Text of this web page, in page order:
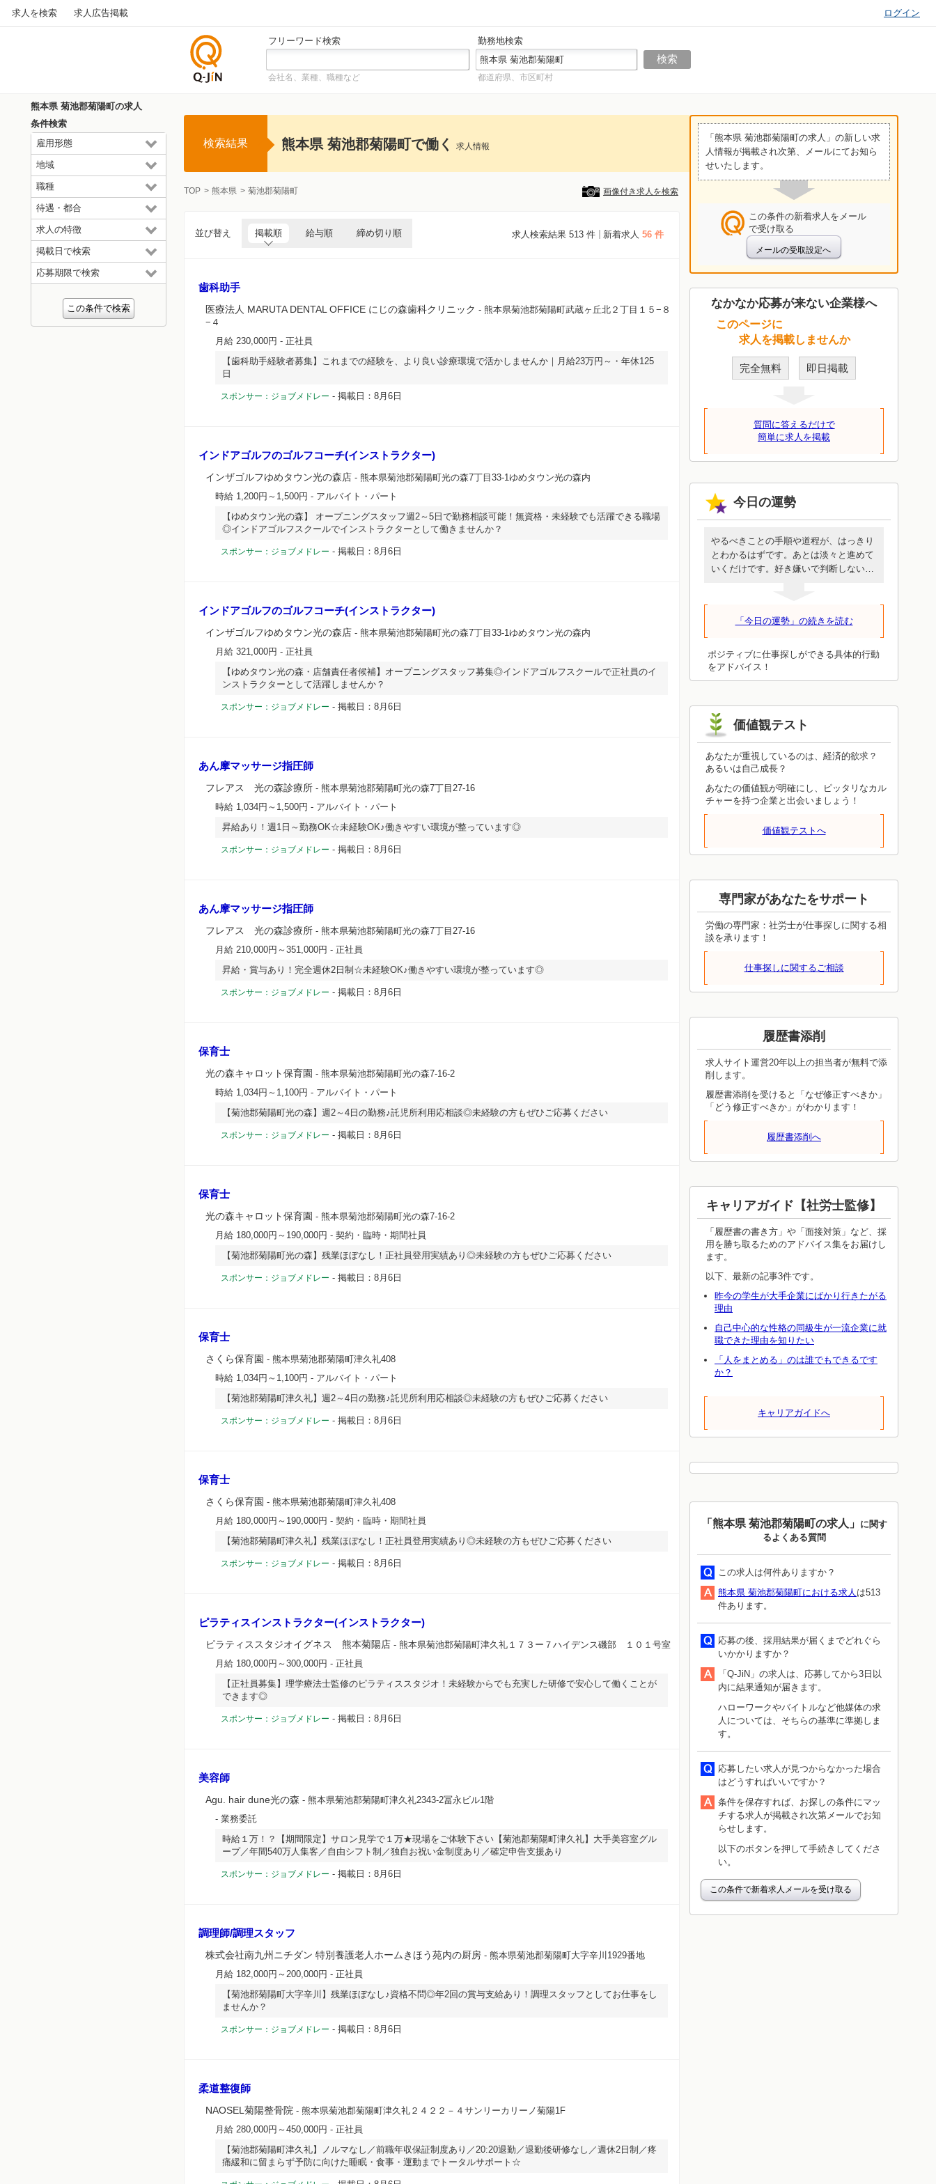
求人を検索 求人広告掲載 ログイン
人サイ
フリーワード検索 勤務地検索
会社名、業種、職種など 都道府県、市区町村
熊本県 菊池郡菊陽町の求人
条件検索
雇用形態
地域
職種
待遇・都合
求人の特徴
掲載日で検索
応募期限で検索
検索結果 熊本県 菊池郡菊陽町で働く 求人情報
TOP 熊本県 菊池郡菊陽町 画像付き求人を検索
求人検索結果 513 件 新着求人 56 件
並び替え 掲載順 給与順 締め切り順
歯科助手
医療法人 MARUTA DENTAL OFFICE にじの森歯科クリニック - 熊本県菊池郡菊陽町武蔵ヶ丘北２丁目１５−８
−４
月給 230,000円 - 正社員
【歯科助手経験者募集】これまでの経験を、より良い診療環境で活かしませんか｜月給23万円～・年休125
日
スポンサー：ジョブメドレー - 掲載日：8月6日
インドアゴルフのゴルフコーチ(インストラクター)
インザゴルフゆめタウン光の森店 - 熊本県菊池郡菊陽町光の森7丁目33-1ゆめタウン光の森内
時給 1,200円～1,500円 - アルバイト・パート
【ゆめタウン光の森】 オープニングスタッフ週2～5日で勤務相談可能！無資格・未経験でも活躍できる職場
◎インドアゴルフスクールでインストラクターとして働きませんか？
スポンサー：ジョブメドレー - 掲載日：8月6日
インドアゴルフのゴルフコーチ(インストラクター)
インザゴルフゆめタウン光の森店 - 熊本県菊池郡菊陽町光の森7丁目33-1ゆめタウン光の森内
月給 321,000円 - 正社員
【ゆめタウン光の森・店舗責任者候補】オープニングスタッフ募集◎インドアゴルフスクールで正社員のイ
ンストラクターとして活躍しませんか？
スポンサー：ジョブメドレー - 掲載日：8月6日
あん摩マッサージ指圧師
フレアス 光の森診療所 - 熊本県菊池郡菊陽町光の森7丁目27-16
時給 1,034円～1,500円 - アルバイト・パート
昇給あり！週1日～勤務OK☆未経験OK♪働きやすい環境が整っています◎
スポンサー：ジョブメドレー - 掲載日：8月6日
あん摩マッサージ指圧師
フレアス 光の森診療所 - 熊本県菊池郡菊陽町光の森7丁目27-16
月給 210,000円～351,000円 - 正社員
昇給・賞与あり！完全週休2日制☆未経験OK♪働きやすい環境が整っています◎
スポンサー：ジョブメドレー - 掲載日：8月6日
保育士
光の森キャロット保育園 - 熊本県菊池郡菊陽町光の森7-16-2
時給 1,034円～1,100円 - アルバイト・パート
【菊池郡菊陽町光の森】週2～4日の勤務♪託児所利用応相談◎未経験の方もぜひご応募ください
スポンサー：ジョブメドレー - 掲載日：8月6日
保育士
光の森キャロット保育園 - 熊本県菊池郡菊陽町光の森7-16-2
月給 180,000円～190,000円 - 契約・臨時・期間社員
【菊池郡菊陽町光の森】残業ほぼなし！正社員登用実績あり◎未経験の方もぜひご応募ください
スポンサー：ジョブメドレー - 掲載日：8月6日
保育士
さくら保育園 - 熊本県菊池郡菊陽町津久礼408
時給 1,034円～1,100円 - アルバイト・パート
【菊池郡菊陽町津久礼】週2～4日の勤務♪託児所利用応相談◎未経験の方もぜひご応募ください
スポンサー：ジョブメドレー - 掲載日：8月6日
保育士
さくら保育園 - 熊本県菊池郡菊陽町津久礼408
月給 180,000円～190,000円 - 契約・臨時・期間社員
【菊池郡菊陽町津久礼】残業ほぼなし！正社員登用実績あり◎未経験の方もぜひご応募ください
スポンサー：ジョブメドレー - 掲載日：8月6日
ピラティスインストラクター(インストラクター)
ピラティススタジオイグネス 熊本菊陽店 - 熊本県菊池郡菊陽町津久礼１７３ー７ハイデンス磯部 １０１号室
月給 180,000円～300,000円 - 正社員
【正社員募集】理学療法士監修のピラティススタジオ！未経験からでも充実した研修で安心して働くことが
できます◎
スポンサー：ジョブメドレー - 掲載日：8月6日
美容師
Agu. hair dune光の森 - 熊本県菊池郡菊陽町津久礼2343-2冨永ビル1階
- 業務委託
時給１万！？【期間限定】サロン見学で１万★現場をご体験下さい【菊池郡菊陽町津久礼】大手美容室グル
ープ／年間540万人集客／自由シフト制／独自お祝い金制度あり／確定申告支援あり
スポンサー：ジョブメドレー - 掲載日：8月6日
調理師/調理スタッフ
株式会社南九州ニチダン 特別養護老人ホームきほう苑内の厨房 - 熊本県菊池郡菊陽町大字辛川1929番地
月給 182,000円～200,000円 - 正社員
【菊池郡菊陽町大字辛川】残業ほぼなし♪資格不問◎年2回の賞与支給あり！調理スタッフとしてお仕事をし
ませんか？
スポンサー：ジョブメドレー - 掲載日：8月6日
柔道整復師
NAOSEL菊陽整骨院 - 熊本県菊池郡菊陽町津久礼２４２２－４サンリーカリーノ菊陽1F
月給 280,000円～450,000円 - 正社員
【菊池郡菊陽町津久礼】ノルマなし／前職年収保証制度あり／20:20退勤／退勤後研修なし／週休2日制／疼
痛緩和に留まらず予防に向けた睡眠・食事・運動までトータルサポート☆
「熊本県 菊池郡菊陽町の求人」の新しい求
人情報が掲載され次第、メールにてお知ら
せいたします。
この条件の新着求人をメール
で受け取る
なかなか応募が来ない企業様へ
このページに
求人を掲載しませんか
完全無料 即日掲載
質問に答えるだけで
簡単に求人を掲載
今日の運勢
やるべきことの手順や道程が、はっきり
とわかるはずです。あとは淡々と進めて
いくだけです。好き嫌いで判断しないで
ことが必ず役立ちます。眺めるだけでは
ければ得られないものです。今日は体験
することを重視してみてください。上手
くいったかどうかは、いずれ見えてきま
功しても失敗しても、周りへの感謝を忘
れないようにしてください。
「今日の運勢」の続きを読む
ポジティブに仕事探しができる具体的行動
をアドバイス！
価値観テスト
あなたが重視しているのは、経済的欲求？
あるいは自己成長？
あなたの価値観が明確にし、ピッタリなカル
チャーを持つ企業と出会いましょう！
価値観テストへ
専門家があなたをサポート
労働の専門家：社労士が仕事探しに関する相
談を承ります！
仕事探しに関するご相談
履歴書添削
求人サイト運営20年以上の担当者が無料で添
削します。
履歴書添削を受けると「なぜ修正すべきか」
「どう修正すべきか」がわかります！
履歴書添削へ
キャリアガイド【社労士監修】
「履歴書の書き方」や「面接対策」など、採
用を勝ち取るためのアドバイス集をお届けし
ます。
以下、最新の記事3件です。
昨今の学生が大手企業にばかり行きたがる
理由
自己中心的な性格の同級生が一流企業に就
職できた理由を知りたい
「人をまとめる」のは誰でもできるです
か？
キャリアガイドへ
「熊本県 菊池郡菊陽町の求人」
に関す
るよくある質問
この求人は何件ありますか？
熊本県 菊池郡菊陽町における求人 は513
件あります。
応募の後、採用結果が届くまでどれぐら
いかかりますか？
「Q-JiN」の求人は、応募してから3日以
内に結果通知が届きます。
ハローワークやバイトルなど他媒体の求
人については、そちらの基準に準拠しま
す。
応募したい求人が見つからなかった場合
はどうすればいいですか？
条件を保存すれば、お探しの条件にマッ
チする求人が掲載され次第メールでお知
らせします。
以下のボタンを押して手続きしてくださ
い。
この条件で新着求人メールを受け取る